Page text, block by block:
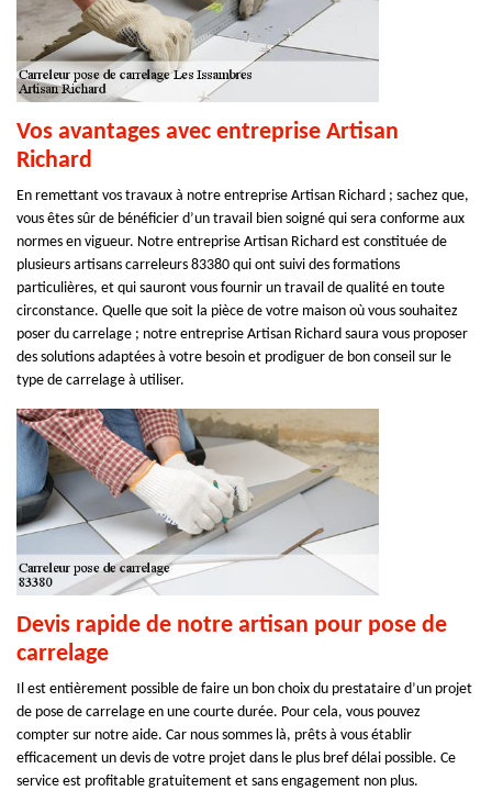
Vos avantages avec entreprise Artisan
Richard
En remettant vos travaux à notre entreprise Artisan Richard ; sachez que,
vous êtes sûr de bénéficier d’un travail bien soigné qui sera conforme aux
normes en vigueur. Notre entreprise Artisan Richard est constituée de
plusieurs artisans carreleurs 83380 qui ont suivi des formations
particulières, et qui sauront vous fournir un travail de qualité en toute
circonstance. Quelle que soit la pièce de votre maison où vous souhaitez
poser du carrelage ; notre entreprise Artisan Richard saura vous proposer
des solutions adaptées à votre besoin et prodiguer de bon conseil sur le
type de carrelage à utiliser.
Devis rapide de notre artisan pour pose de
carrelage
Il est entièrement possible de faire un bon choix du prestataire d’un projet
de pose de carrelage en une courte durée. Pour cela, vous pouvez
compter sur notre aide. Car nous sommes là, prêts à vous établir
efficacement un devis de votre projet dans le plus bref délai possible. Ce
service est profitable gratuitement et sans engagement non plus.